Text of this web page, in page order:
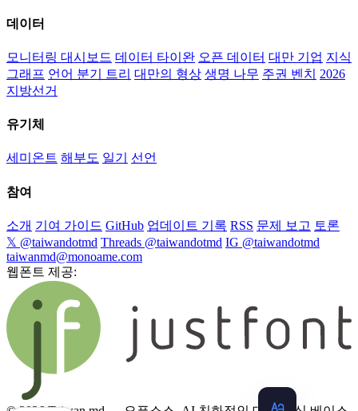
데이터
모니터링 대시보드 데이터 타이완 오픈 데이터 대만 기업 지식
그래프 언어 분기 트리 대만의 형상 생명 나무 주권 벤치
2026
지방선거
유기체
세미온트 해부도 일기 선언
참여
소개 기여 가이드 GitHub 업데이트 기록 RSS 문제 보고 토론
𝕏 @taiwandotmd Threads @taiwandotmd IG @taiwandotmd
taiwanmd@monoame.com
웹폰트 제공: